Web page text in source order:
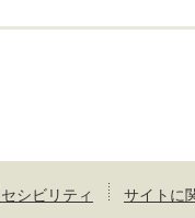
シビリティ サイトに